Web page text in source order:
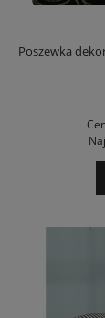
Poszewka